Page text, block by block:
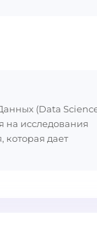
(Data
на исследования
которая дает